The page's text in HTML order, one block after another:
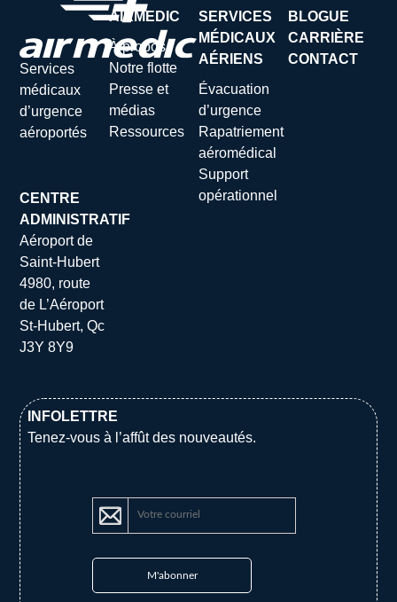
Services
médicaux
d’urgence
aéroportés
CENTRE
ADMINISTRATIF
Aéroport de
Saint-Hubert
4980, route
de L’Aéroport
St-Hubert, Qc
J3Y 8Y9
AIRMEDIC
À propos
Notre flotte
Presse et
médias
Ressources
SERVICES
MÉDICAUX
AÉRIENS
Évacuation
d’urgence
Rapatriement
aéromédical
Support
opérationnel
BLOGUE
CARRIÈRE
CONTACT
INFOLETTRE
Tenez-vous à l’affût des nouveautés.